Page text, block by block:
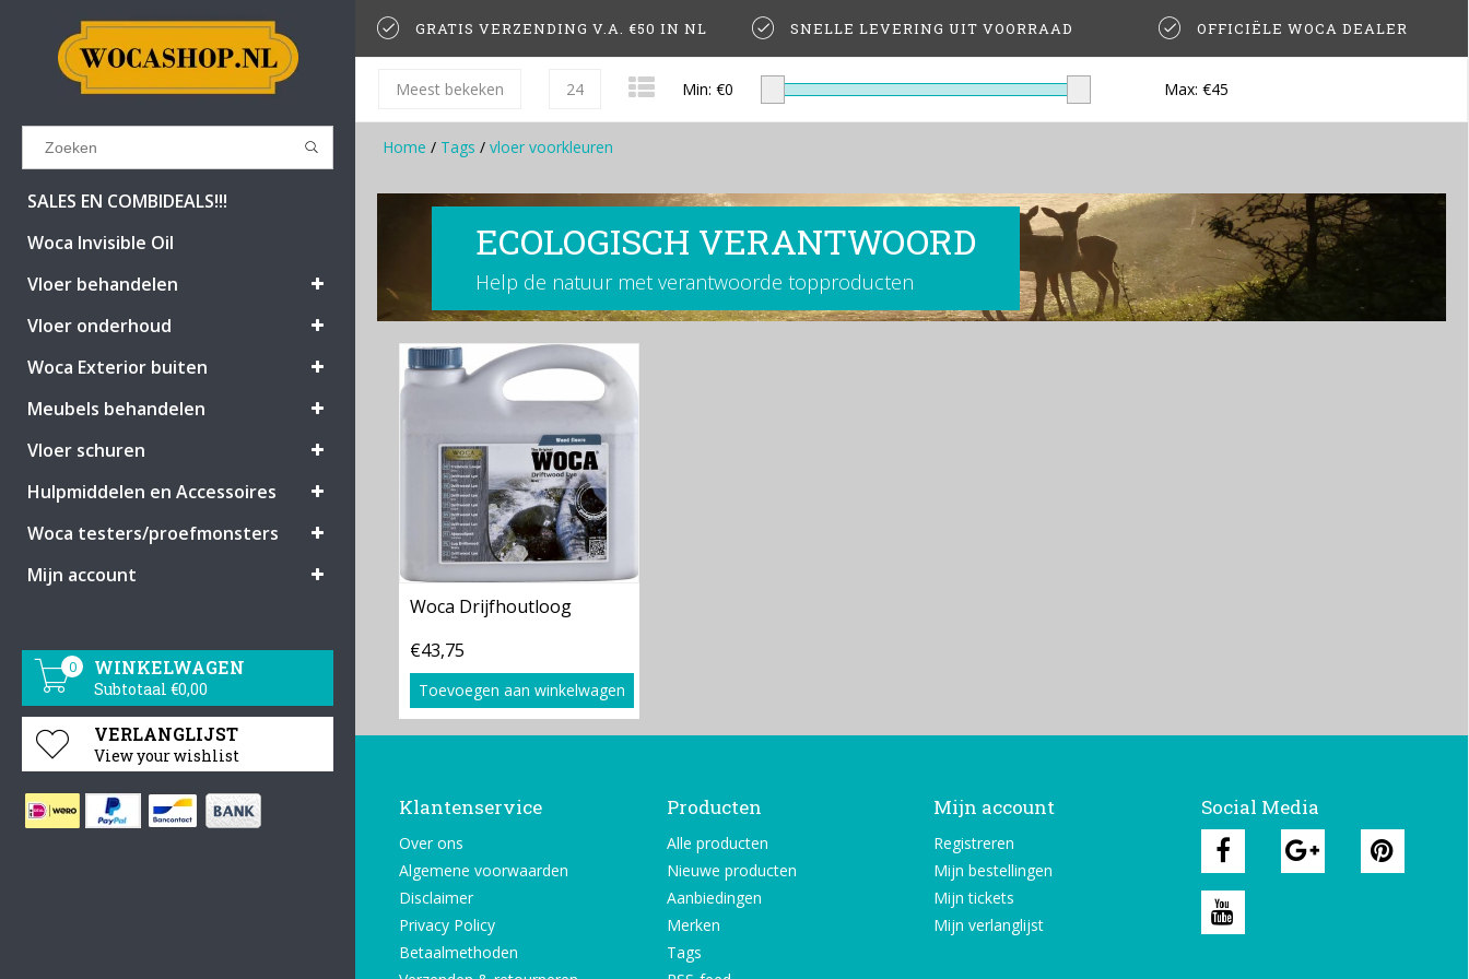
Results found
BEKIJK ALLE RESULTATEN
GA TERUG
SALES EN COMBIDEALS!!!
Woca Invisible Oil
Vloer behandelen
Vloer onderhoud
Woca Exterior buiten
Meubels behandelen
Vloer schuren
Hulpmiddelen en Accessoires
Woca testers/proefmonsters
Mijn account
0 WINKELWAGEN
Subtotaal €0,00
VERLANGLIJST
View your wishlist
GRATIS VERZENDING V.A. €50 IN NL SNELLE LEVERING UIT VOORRAAD OFFICIËLE WOCA DEALER
Meest bekeken 24 Min: €0 Max: €45
Home / Tags / vloer voorkleuren
ECOLOGISCH VERANTWOORD
Help de natuur met verantwoorde topproducten
Woca Drijfhoutloog
€43,75
Toevoegen aan winkelwagen
Klantenservice
Over ons
Algemene voorwaarden
Disclaimer
Privacy Policy
Betaalmethoden
Producten
Alle producten
Nieuwe producten
Aanbiedingen
Merken
Tags
Mijn account
Registreren
Mijn bestellingen
Mijn tickets
Mijn verlanglijst
Social Media